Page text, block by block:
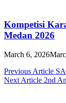
Kompetisi
Medan 2026
March 6, 2026
Post
navigation
Previous Article
Next Article 2nd